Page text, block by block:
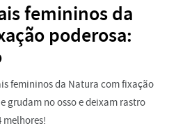
femininos da
poderosa:
femininos da Natura com fixação
grudam no osso e deixam rastro
melhores!